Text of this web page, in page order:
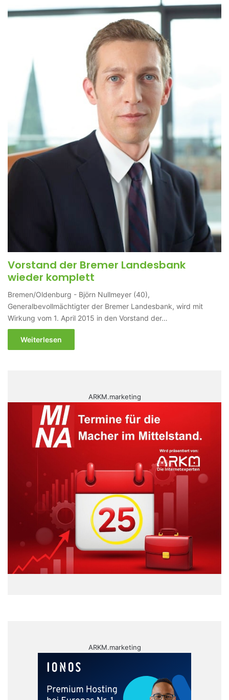
Vorstand der Bremer Landesbank
wieder komplett
Bremen/Oldenburg - Björn Nullmeyer (40),
Generalbevollmächtigter der Bremer Landesbank, wird mit
Wirkung vom 1. April 2015 in den Vorstand der…
Weiterlesen
ARKM.marketing
ARKM.marketing